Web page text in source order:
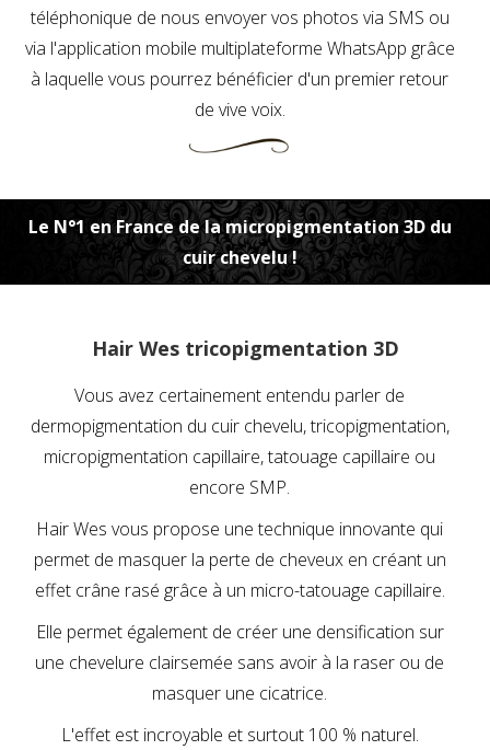
téléphonique de nous envoyer vos photos via SMS ou
via l'application mobile multiplateforme WhatsApp grâce
à laquelle vous pourrez bénéficier d'un premier retour
de vive voix.
Le N°1 en France de la micropigmentation 3D du
cuir chevelu !
Hair Wes tricopigmentation 3D
Vous avez certainement entendu parler de
dermopigmentation du cuir chevelu, tricopigmentation,
micropigmentation capillaire, tatouage capillaire ou
encore SMP.
Hair Wes vous propose une technique innovante qui
permet de masquer la perte de cheveux en créant un
effet crâne rasé grâce à un micro-tatouage capillaire.
Elle permet également de créer une densification sur
une chevelure clairsemée sans avoir à la raser ou de
masquer une cicatrice.
L'effet est incroyable et surtout 100 % naturel.